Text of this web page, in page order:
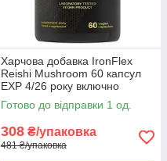
Харчова добавка IronFlex
Reishi Mushroom 60 капсул
EXP 4/26 року включно
Готово до відправки 1 од.
308 ₴/упаковка
481 ₴/упаковка